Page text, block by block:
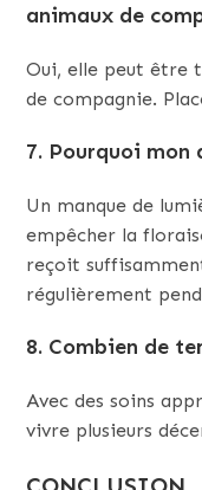
animaux de
Oui, elle peut être
de compagnie.
7. Pourquoi mon
Un manque de
empêcher la
reçoit
régulièrement
8. Combien de
Avec des soins
vivre plusieurs